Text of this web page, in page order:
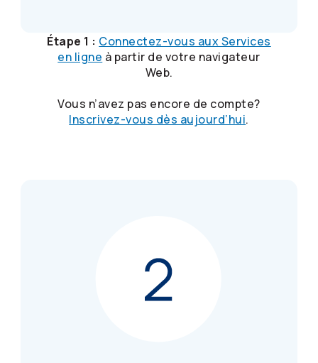
Étape 1 : Connectez-vous aux Services
en ligne à partir de votre navigateur
Web.
Vous n’avez pas encore de compte?
Inscrivez-vous dès aujourd’hui.